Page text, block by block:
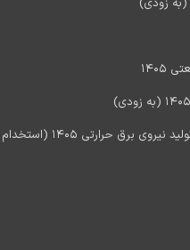
1405 (استخدام جدید)